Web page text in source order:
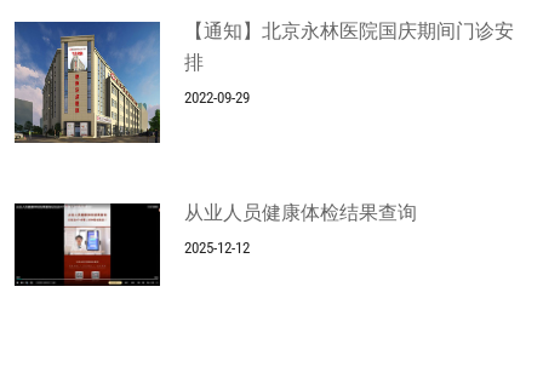
【通知】北京永林医院国庆期间门诊安
排
2022-09-29
从业人员健康体检结果查询
2025-12-12